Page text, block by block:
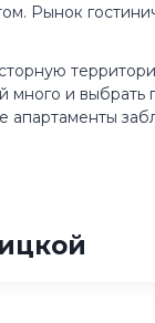
Рынок
и выбрать
апартаменты